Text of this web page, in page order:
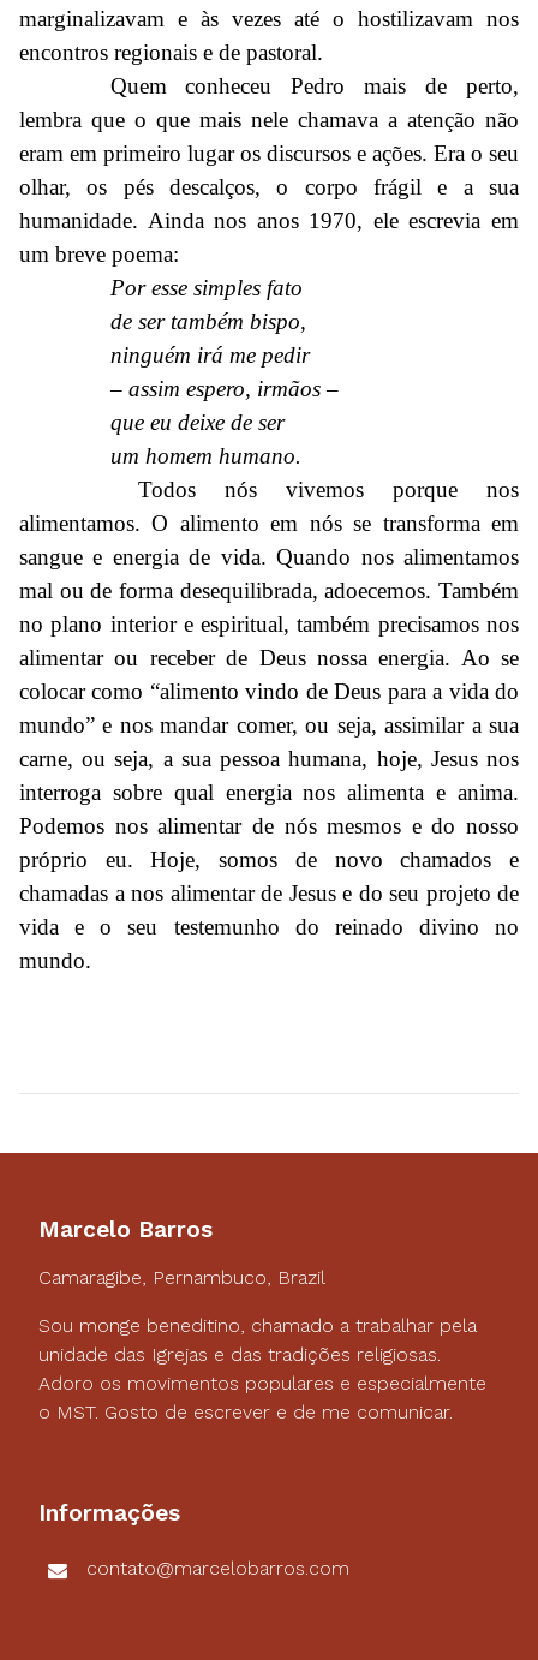
marginalizavam e às vezes até o hostilizavam nos
encontros regionais e de pastoral.
Quem conheceu Pedro mais de perto,
lembra que o que mais nele chamava a atenção não
eram em primeiro lugar os discursos e ações. Era o seu
olhar, os pés descalços, o corpo frágil e a sua
humanidade. Ainda nos anos 1970, ele escrevia em
um breve poema:
Por esse simples fato
de ser também bispo,
ninguém irá me pedir
– assim espero, irmãos –
que eu deixe de ser
um homem humano.
Todos nós vivemos porque nos
alimentamos. O alimento em nós se transforma em
sangue e energia de vida. Quando nos alimentamos
mal ou de forma desequilibrada, adoecemos. Também
no plano interior e espiritual, também precisamos nos
alimentar ou receber de Deus nossa energia. Ao se
colocar como “alimento vindo de Deus para a vida do
mundo” e nos mandar comer, ou seja, assimilar a sua
carne, ou seja, a sua pessoa humana, hoje, Jesus nos
interroga sobre qual energia nos alimenta e anima.
Podemos nos alimentar de nós mesmos e do nosso
próprio eu. Hoje, somos de novo chamados e
chamadas a nos alimentar de Jesus e do seu projeto de
vida e o seu testemunho do reinado divino no
mundo.
Marcelo Barros
Camaragibe, Pernambuco, Brazil
Sou monge beneditino, chamado a trabalhar pela
unidade das Igrejas e das tradições religiosas.
Adoro os movimentos populares e especialmente
o MST. Gosto de escrever e de me comunicar.
Informações
contato@marcelobarros.com